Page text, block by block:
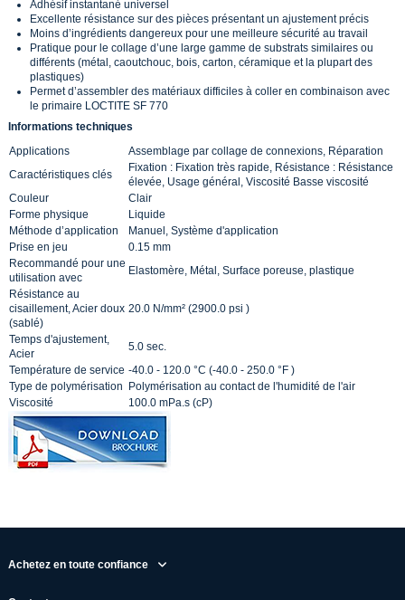
Adhésif instantané universel
Excellente résistance sur des pièces présentant un ajustement précis
Moins d’ingrédients dangereux pour une meilleure sécurité au travail
Pratique pour le collage d’une large gamme de substrats similaires ou
différents (métal, caoutchouc, bois, carton, céramique et la plupart des
plastiques)
Permet d’assembler des matériaux difficiles à coller en combinaison avec
le primaire LOCTITE SF 770
Informations techniques
Applications
Assemblage par collage de connexions, Réparation
Caractéristiques clés
Fixation : Fixation très rapide, Résistance : Résistance
élevée, Usage général, Viscosité Basse viscosité
Couleur
Clair
Forme physique
Liquide
Méthode d’application
Manuel, Système d'application
Prise en jeu
0.15 mm
Recommandé pour une
utilisation avec
Elastomère, Métal, Surface poreuse, plastique
Résistance au
cisaillement, Acier doux
(sablé)
20.0 N/mm² (2900.0 psi )
Temps d'ajustement,
Acier
5.0 sec.
Température de service -40.0 - 120.0 °C (-40.0 - 250.0 °F )
Type de polymérisation
Polymérisation au contact de l'humidité de l'air
Viscosité
100.0 mPa.s (cP)
Achetez en toute confiance